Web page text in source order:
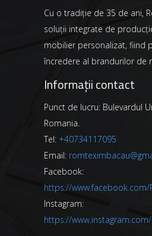
Cu o tradiție de 35 de ani,
soluții integrate de
mobilier personalizat, fiind
încredere al brandurilor de
Informații contact
Punct de lucru: Bulevardul
Romania.
Tel: +40734117095
Email:
Facebook:
https://
Instagram:
https://